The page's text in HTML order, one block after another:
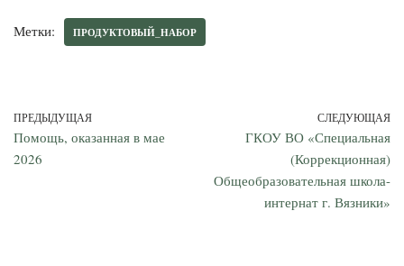
Метки: ПРОДУКТОВЫЙ_НАБОР
ПРЕДЫДУЩАЯ
Помощь, оказанная в мае
2026
СЛЕДУЮЩАЯ
ГКОУ ВО «Специальная
(Коррекционная)
Общеобразовательная школа-
интернат г. Вязники»